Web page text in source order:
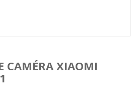
CAMÉRA XIAOMI